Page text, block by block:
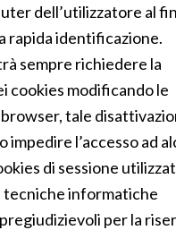
dell’utilizzatore al
rapida identificazione.
sempre richiedere la
cookies modificando le
tale
impedire l’accesso ad
di sessione
tecniche informatiche
per la